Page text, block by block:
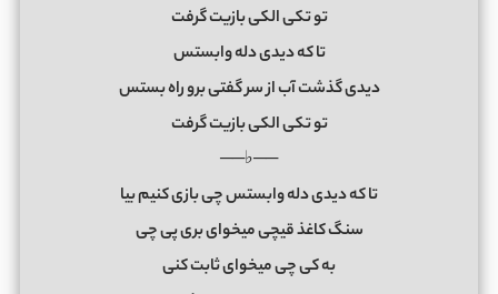
تو تکی الکی بازیت گرفت
تا که دیدی دله وابستس
دیدی گذشت آب از سر گفتی برو راه بستس
تو تکی الکی بازیت گرفت
──♭──
تا که دیدی دله وابستس چی بازی کنیم بیا
سنگ کاغذ قیچی میخوای بری پی چی
به کی چی میخوای ثابت کنی